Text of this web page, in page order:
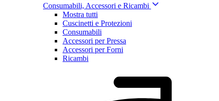
Consumabili, Accessori e Ricambi
Mostra tutti
Cuscinetti e Protezioni
Consumabili
Accessori per Pressa
Accessori per Forni
Ricambi